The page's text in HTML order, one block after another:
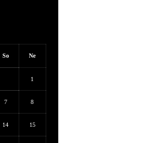
So Ne
1
7 8
14 15